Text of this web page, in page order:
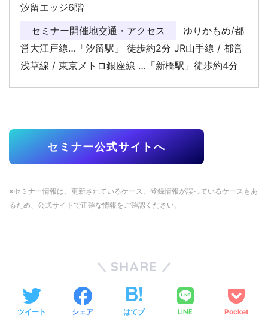
汐留エッジ6階
セミナー開催地交通・アクセス
ゆりかもめ/都
営大江戸線…「汐留駅」 徒歩約2分 JR山手線 / 都営
浅草線 / 東京メトロ銀座線 …「新橋駅」徒歩約4分
セミナー公式サイトへ
※セミナー情報は、更新されているケース、登録情報が誤っているケースもあ
るため、公式サイトで正確な情報をご確認ください。
SHARE
ツイート シェア はてブ LINE Pocket